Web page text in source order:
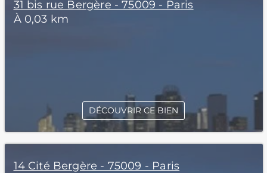
31 bis rue Bergère - 75009 - Paris
À 0,03 km
DÉCOUVRIR CE BIEN
14 Cité Bergère - 75009 - Paris